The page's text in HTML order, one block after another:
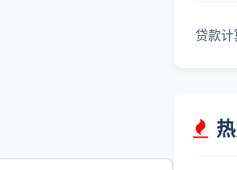
贷款计